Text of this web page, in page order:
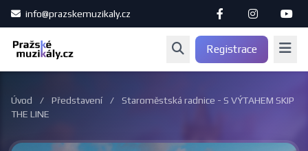
info@prazskemuzikaly.cz
Registrace
Úvod / Představení /
Staroměstská radnice - S VÝTAHEM SKIP
THE LINE